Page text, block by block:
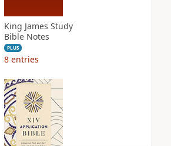
King James Study
Bible Notes
PLUS
8 entries